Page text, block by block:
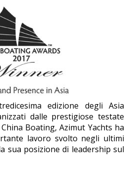
edizione degli Asia
dalle prestigiose testate
Boating, Azimut Yachts ha
lavoro svolto negli ultimi
sua posizione di leadership sul